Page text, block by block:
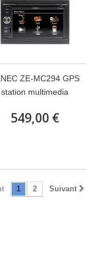
ZE-MC294 GPS
station multimedia
549,00 €
1 2 Suivant